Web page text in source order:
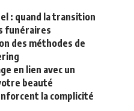
: quand la transition
funéraires
des méthodes de
en lien avec un
beauté
la complicité